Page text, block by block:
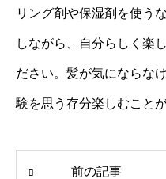
リング剤や保湿剤を使う
しながら、自分らしく楽
ださい。髪が気にならな
験を思う存分楽しむこと
前の記事